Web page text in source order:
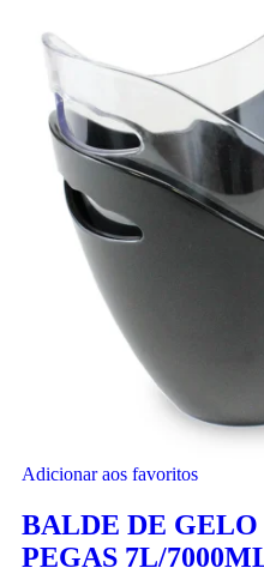
Adicionar aos favoritos
BALDE DE
PEGAS 7L/